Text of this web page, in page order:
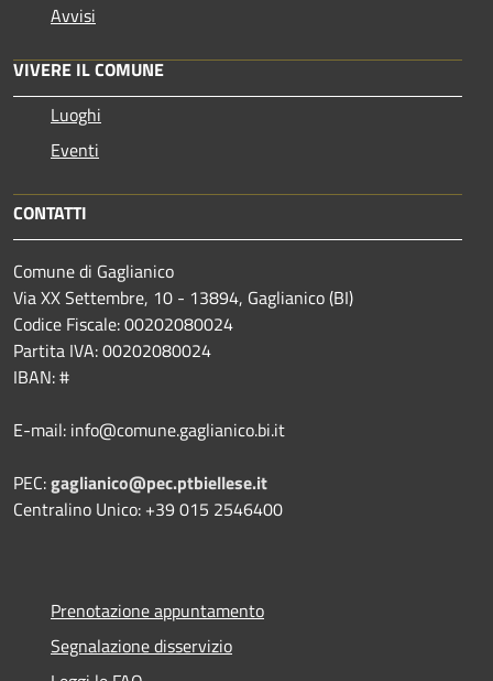
Avvisi
VIVERE IL COMUNE
Luoghi
Eventi
CONTATTI
Comune di Gaglianico
Via XX Settembre, 10 - 13894, Gaglianico (BI)
Codice Fiscale: 00202080024
Partita IVA: 00202080024
IBAN: #
E-mail: info@comune.gaglianico.bi.it
PEC:gaglianico@pec.ptbiellese.it
Centralino Unico: +39 015 2546400
Prenotazione appuntamento
Segnalazione disservizio